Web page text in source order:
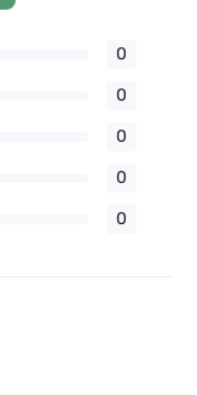
0
0
0
0
0